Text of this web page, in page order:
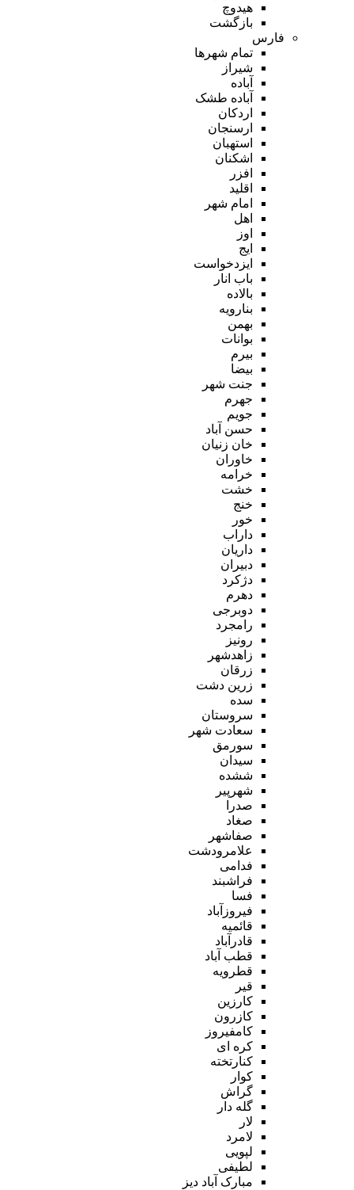
هیدوچ
بازگشت
فارس
تمام شهر‌ها
شیراز
آباده
آباده طشک
اردکان
ارسنجان
استهبان
اشکنان
افزر
اقلید
امام شهر
اهل
اوز
ایج
ایزدخواست
باب انار
بالاده
بنارویه
بهمن
بوانات
بیرم
بیضا
جنت شهر
جهرم
جویم
حسن آباد
خان زنیان
خاوران
خرامه
خشت
خنج
خور
داراب
داریان
دبیران
دژکرد
دهرم
دوبرجی
رامجرد
رونیز
زاهدشهر
زرقان
زرین دشت
سده
سروستان
سعادت شهر
سورمق
سیدان
ششده
شهرپیر
صدرا
صغاد
صفاشهر
علامرودشت
فدامی
فراشبند
فسا
فیروزآباد
قائمیه
قادرآباد
قطب آباد
قطرویه
قیر
کارزین
کازرون
کامفیروز
کره ای
کنارتخته
کوار
گراش
گله دار
لار
لامرد
لپویی
لطیفی
مبارک آباد دیز